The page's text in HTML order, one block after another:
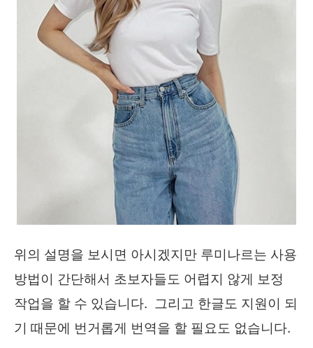
위의 설명을 보시면 아시겠지만 루미나르는 사용
방법이 간단해서 초보자들도 어렵지 않게 보정
작업을 할 수 있습니다. 그리고 한글도 지원이 되
기 때문에 번거롭게 번역을 할 필요도 없습니다.